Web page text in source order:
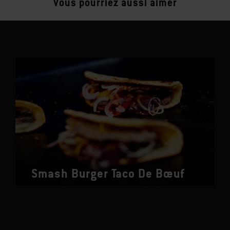
Smash Burger Taco De Bœuf